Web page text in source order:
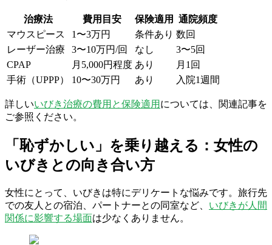
治療法 費用目安 保険適用
通院頻度
マウスピース
1〜3万円 条件あり 数回
レーザー治療
3〜10万円/回 なし
3〜5回
CPAP
月5,000円程度 あり
月1回
手術（UPPP）
10〜30万円 あり 入院1週間
詳しいいびき治療の費用と保険適用 については、関連記事を
ご参照ください。
「恥ずかしい」を乗り越える：女性の
いびきとの向き合い方
女性にとって、いびきは特にデリケートな悩みです。旅行先
での友人との宿泊、パートナーとの同室など、 いびきが人間
関係に影響する場面は少なくありません。